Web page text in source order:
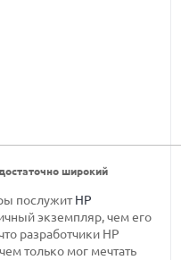
широкий
послужитHP
экземпляр, чем его
разработчики HP
только мог мечтать